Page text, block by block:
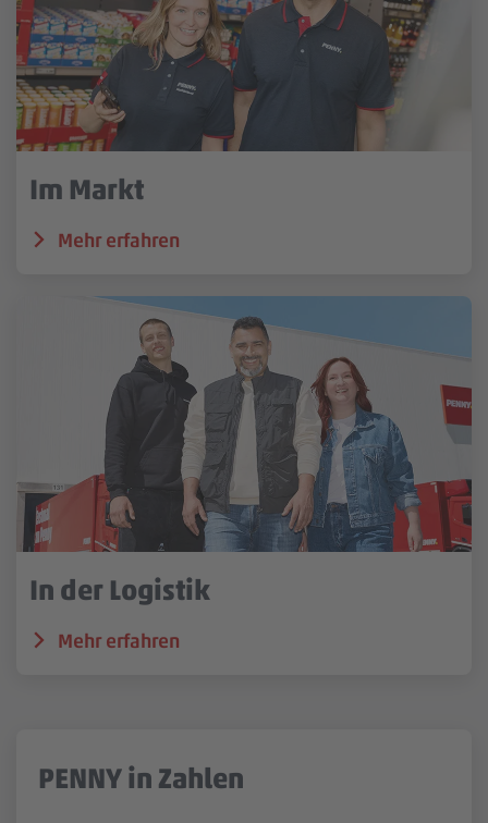
Im Markt
Mehr erfahren
In der Logistik
Mehr erfahren
PENNY in Zahlen